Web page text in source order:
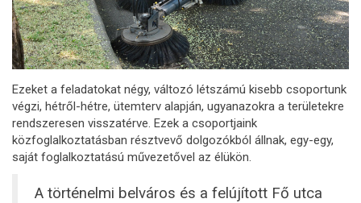
Ezeket a feladatokat négy, változó létszámú kisebb csoportunk
végzi, hétről-hétre, ütemterv alapján, ugyanazokra a területekre
rendszeresen visszatérve. Ezek a csoportjaink
közfoglalkoztatásban résztvevő dolgozókból állnak, egy-egy,
saját foglalkoztatású művezetővel az élükön.
A történelmi belváros és a felújított Fő utca